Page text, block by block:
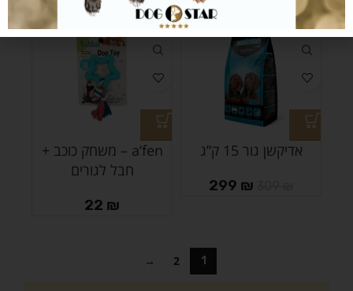
-3%
אדיקשן גור 15 ק”ג
299 ₪
a’fen – משחק כוכב +
חבל לגורים
22 ₪
1
2
→